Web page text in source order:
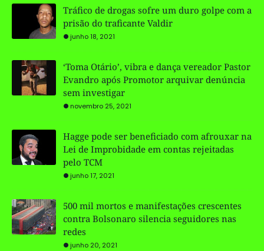
Tráfico de drogas sofre um duro golpe com a
prisão do traficante Valdir
junho 18, 2021
‘Toma Otário’, vibra e dança vereador Pastor
Evandro após Promotor arquivar denúncia
sem investigar
novembro 25, 2021
Hagge pode ser beneficiado com afrouxar na
Lei de Improbidade em contas rejeitadas
pelo TCM
junho 17, 2021
500 mil mortos e manifestações crescentes
contra Bolsonaro silencia seguidores nas
redes
junho 20, 2021